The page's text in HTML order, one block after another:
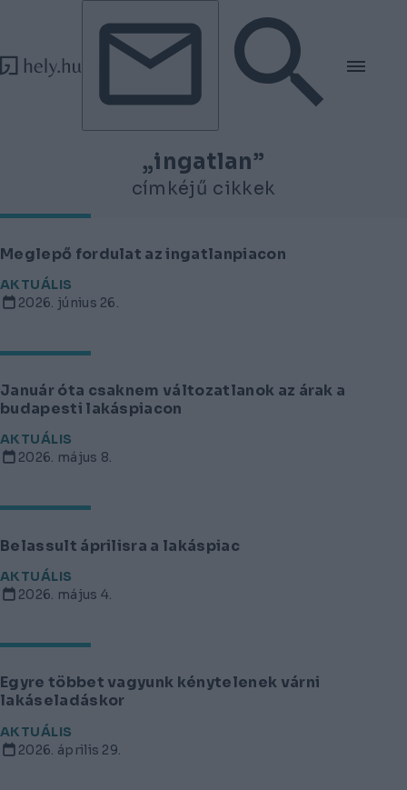
Tovább a tartalomhoz
Tovább a lábléchez
„ingatlan”
címkéjű cikkek
Meglepő fordulat az ingatlanpiacon
AKTUÁLIS
2026. június 26.
Január óta csaknem változatlanok az árak a
budapesti lakáspiacon
AKTUÁLIS
2026. május 8.
Belassult áprilisra a lakáspiac
AKTUÁLIS
2026. május 4.
Egyre többet vagyunk kénytelenek várni
lakáseladáskor
AKTUÁLIS
2026. április 29.